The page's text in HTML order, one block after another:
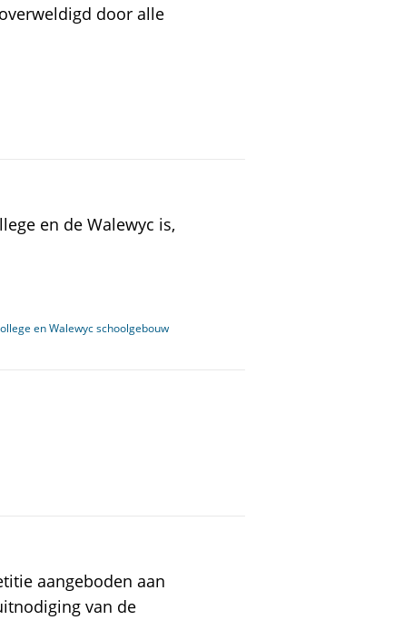
door alle
en de Walewyc is,
en Walewyc schoolgebouw
aangeboden aan
van de